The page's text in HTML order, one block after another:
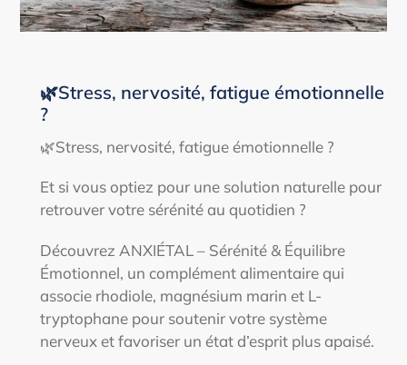
🌿Stress, nervosité, fatigue émotionnelle
?
🌿Stress, nervosité, fatigue émotionnelle ?
Et si vous optiez pour une solution naturelle pour
retrouver votre sérénité au quotidien ?
Découvrez ANXIÉTAL – Sérénité & Équilibre
Émotionnel, un complément alimentaire qui
associe rhodiole, magnésium marin et L-
tryptophane pour soutenir votre système
nerveux et favoriser un état d’esprit plus apaisé.